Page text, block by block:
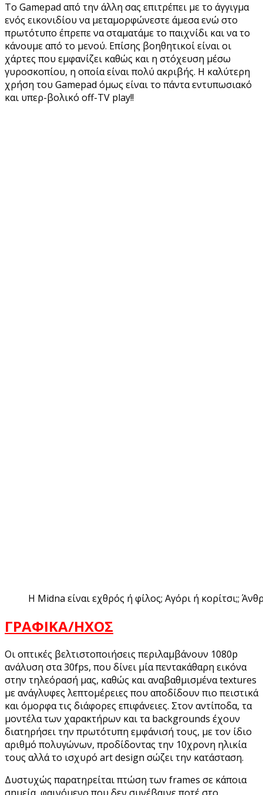
Το Gamepad από την άλλη σας επιτρέπει με το άγγιγμα
ενός εικονιδίου να μεταμορφώνεστε άμεσα ενώ στο
πρωτότυπο έπρεπε να σταματάμε το παιχνίδι και να το
κάνουμε από το μενού. Επίσης βοηθητικοί είναι οι
χάρτες που εμφανίζει καθώς και η στόχευση μέσω
γυροσκοπίου, η οποία είναι πολύ ακριβής. Η καλύτερη
χρήση του Gamepad όμως είναι το πάντα εντυπωσιακό
και υπερ-βολικό off-TV play!!
Η Midna είναι εχθρός ή φίλος; Αγόρι ή κορίτσι;;
ΓΡΑΦΙΚΑ/ΗΧΟΣ
Οι οπτικές βελτιστοποιήσεις περιλαμβάνουν 1080p
ανάλυση στα 30fps, που δίνει μία πεντακάθαρη εικόνα
στην τηλεόρασή μας, καθώς και αναβαθμισμένα textures
με ανάγλυφες λεπτομέρειες που αποδίδουν πιο πειστικά
και όμορφα τις διάφορες επιφάνειες. Στον αντίποδα, τα
μοντέλα των χαρακτήρων και τα backgrounds έχουν
διατηρήσει την πρωτότυπη εμφάνισή τους, με τον ίδιο
αριθμό πολυγώνων, προδίδοντας την 10χρονη ηλικία
τους αλλά το ισχυρό art design σώζει την κατάσταση.
Δυστυχώς παρατηρείται πτώση των frames σε κάποια